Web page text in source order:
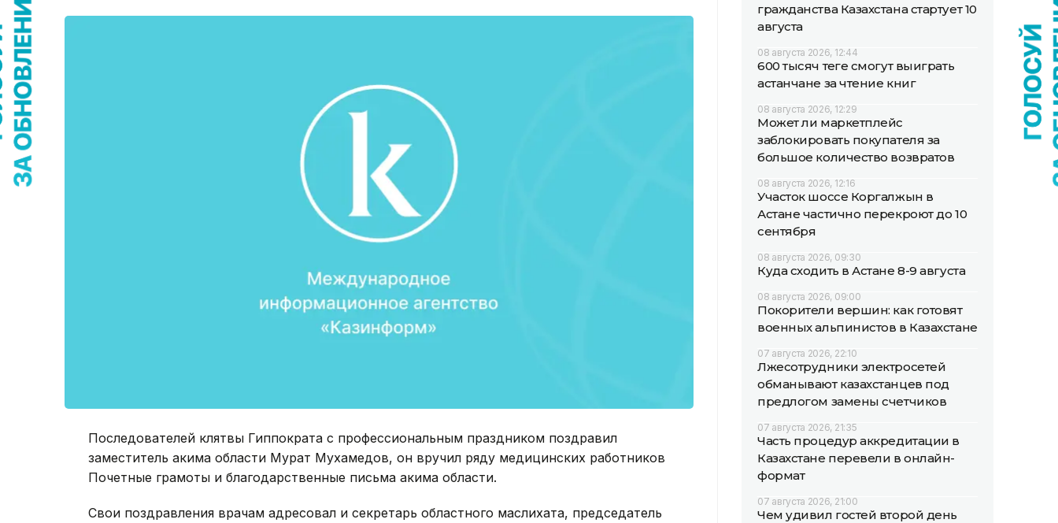
Последователей клятвы Гиппократа с профессиональным праздником поздравил
заместитель акима области Мурат Мухамедов, он вручил ряду медицинских работников
Почетные грамоты и благодарственные письма акима области.
Свои поздравления врачам адресовал и секретарь областного маслихата, председатель
гражданства Казахстана стартует 10
августа
08 августа 2026, 12:44
600 тысяч теңге смогут выиграть
астанчане за чтение книг
08 августа 2026, 12:29
Может ли маркетплейс
заблокировать покупателя за
большое количество возвратов
08 августа 2026, 12:16
Участок шоссе Коргалжын в
Астане частично перекроют до 10
сентября
08 августа 2026, 09:30
Куда сходить в Астане 8-9 августа
08 августа 2026, 09:00
Покорители вершин: как готовят
военных альпинистов в Казахстане
07 августа 2026, 22:10
Лжесотрудники электросетей
обманывают казахстанцев под
предлогом замены счетчиков
07 августа 2026, 21:35
Часть процедур аккредитации в
Казахстане перевели в онлайн-
формат
07 августа 2026, 21:00
Чем удивил гостей второй день